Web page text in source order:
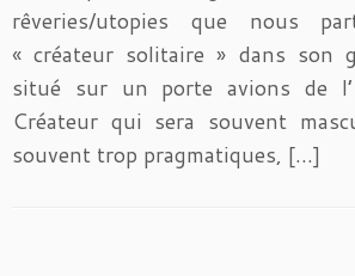
rêveries/utopies que nous
« créateur solitaire » dans son
situé sur un porte avions de
Créateur qui sera souvent
souvent trop pragmatiques, […]